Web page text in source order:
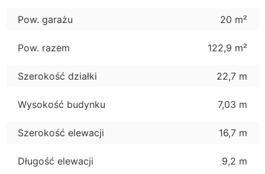
Pow. garażu 20 m²
Pow. razem 122,9 m²
Szerokość działki 22,7 m
Wysokość budynku 7,03 m
Szerokość elewacji 16,7 m
Długość elewacji 9,2 m